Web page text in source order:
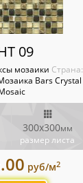
09
мозаики Cтрана:
Bars Crystal
300x300мм
размер листа
руб/м2